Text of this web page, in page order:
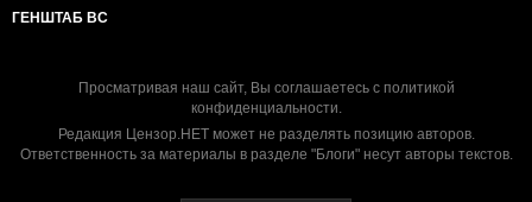
ГЕНШТАБ ВС
Просматривая наш сайт, Вы соглашаетесь с политикой
конфиденциальности.
Редакция Цензор.НЕТ может не разделять позицию авторов.
Ответственность за материалы в разделе "Блоги" несут авторы текстов.